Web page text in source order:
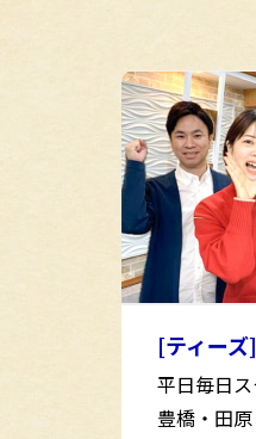
[ティー
平日毎日
豊橋・田